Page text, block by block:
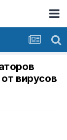
вирусов